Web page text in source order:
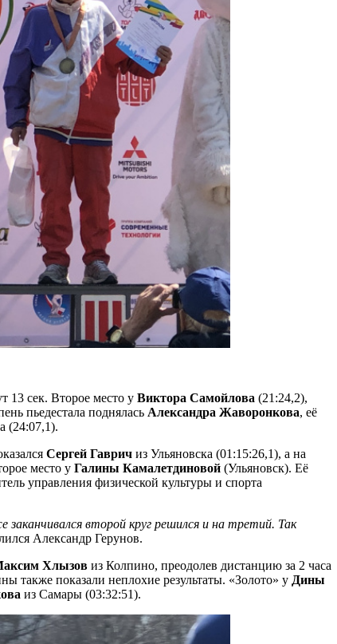
13 сек. Второе место у Виктора Самойлова (21:24,2),
пьедестала поднялась Александра Жаворонкова, её
(24:07,1).
Сергей Гаврич из Ульяновска (01:15:26,1), а на
место у Галины Камалетдиновой (Ульяновск). Её
управления физической культуры и спорта
второй круг решился и на третий. Так
Александр Герунов.
Хлызов из Колпино, преодолев дистанцию за 2 часа
также показали неплохие результаты. «Золото» у Дины
из Самары (03:32:51).